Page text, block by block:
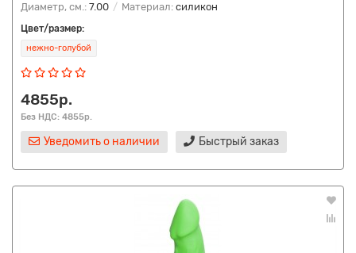
Диаметр, см.: 7.00 Материал: силикон
Цвет/размер:
нежно-голубой
4855р.
Без НДС: 4855р.
Уведомить о наличии Быстрый заказ